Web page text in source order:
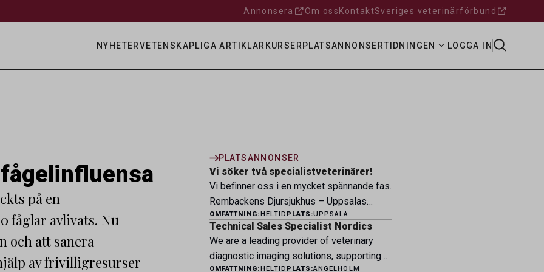
Annonsera Om oss KontaktSveriges veterinärförbund
NYHETERVETENSKAPLIGA ARTIKLAR KURSER PLATSANNONSERTIDNINGEN LOGGA IN
på en
fåglar avlivats. Nu
och att sanera
av frivilligresurser
PLATSANNONSER
Vi söker två specialistveterinärer!
Vi befinner oss i en mycket spännande fas.
Rembackens Djursjukhus – Uppsalas
ledande djursjukhus – expanderar nu sin
specialistverksamhet och söker
legitimerade veterinärer med
specialistkompetens som vill vara med
OMFATTNING:HELTID PLATS:UPPSALA
Technical Sales Specialist Nordics
We are a leading provider of veterinary
diagnostic imaging solutions, supporting
OMFATTNING:HELTID PLATS:ÄNGELHOLM